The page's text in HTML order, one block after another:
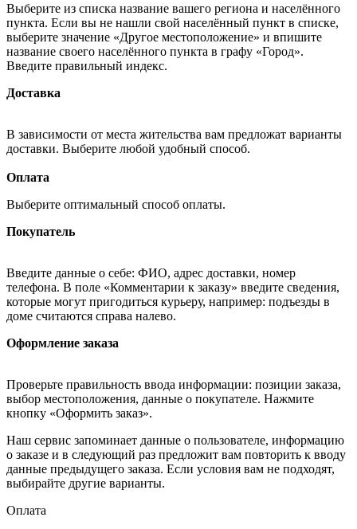
Выберите из списка название вашего региона и населённого
пункта. Если вы не нашли свой населённый пункт в списке,
выберите значение «Другое местоположение» и впишите
название своего населённого пункта в графу «Город».
Введите правильный индекс.
Доставка
В зависимости от места жительства вам предложат варианты
доставки. Выберите любой удобный способ.
Оплата
Выберите оптимальный способ оплаты.
Покупатель
Введите данные о себе: ФИО, адрес доставки, номер
телефона. В поле «Комментарии к заказу» введите сведения,
которые могут пригодиться курьеру, например: подъезды в
доме считаются справа налево.
Оформление заказа
Проверьте правильность ввода информации: позиции заказа,
выбор местоположения, данные о покупателе. Нажмите
кнопку «Оформить заказ».
Наш сервис запоминает данные о пользователе, информацию
о заказе и в следующий раз предложит вам повторить к вводу
данные предыдущего заказа. Если условия вам не подходят,
выбирайте другие варианты.
Оплата